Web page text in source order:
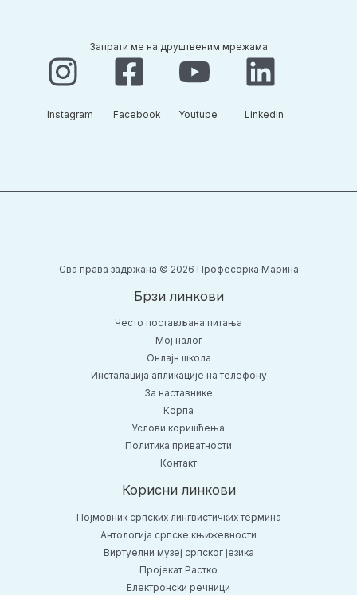
Запрати ме на друштвеним мрежама
Instagram​ Facebook​ Youtube​ LinkedIn​
Сва права задржана © 2026 Професорка Марина
Брзи линкови
Често постављана питања
Moj налог
Онлајн школа
Инсталација апликације на телефону
За наставнике
Корпа
Услови коришћења
Политика приватности
Контакт
Корисни линкови
Појмовник српских лингвистичких термина
Антологија српске књижевности
Виртуелни музеј српског језика
Пројекат Растко
Електронски речници